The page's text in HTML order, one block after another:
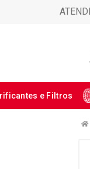
e Filtros